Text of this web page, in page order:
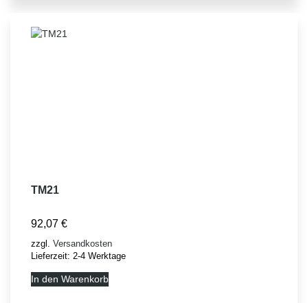
TM21
92,07 €
zzgl. Versandkosten
Lieferzeit: 2-4 Werktage
In den Warenkorb